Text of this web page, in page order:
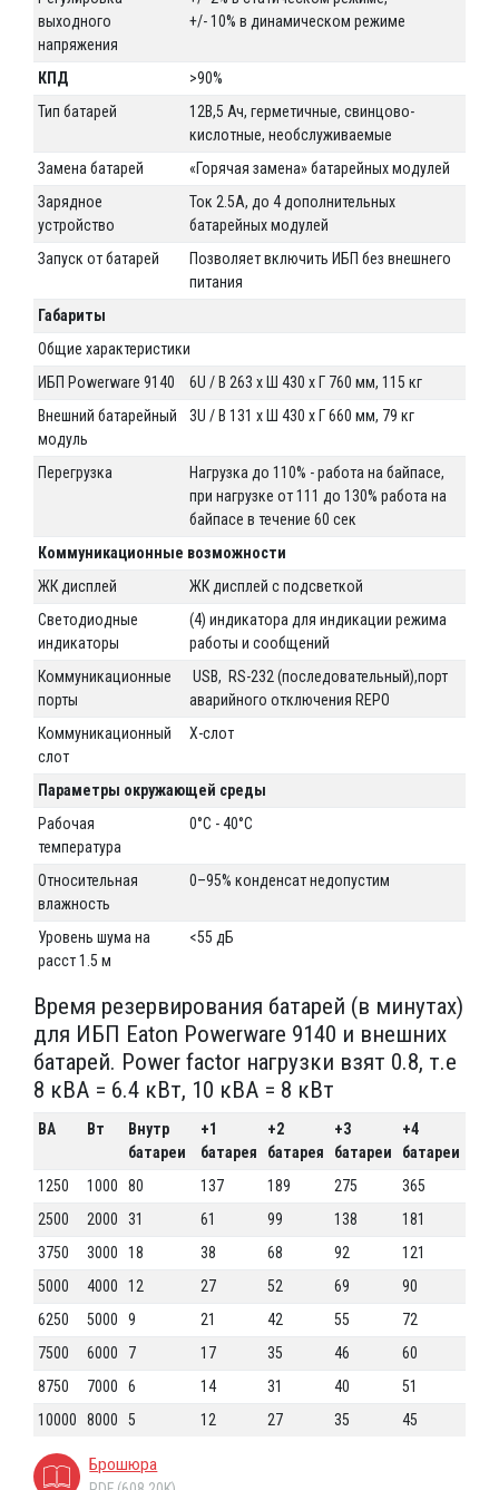
выходного
напряжения
+/- 10% в динамическом режиме
КПД
>90%
Тип батарей
12В,5 Ач, герметичные, свинцово-
кислотные, необслуживаемые
Замена батарей
«Горячая замена» батарейных модулей
Зарядное
устройство
Ток 2.5A, до 4 дополнительных
батарейных модулей
Запуск от батарей
Позволяет включить ИБП без внешнего
питания
Габариты
Общие характеристики
ИБП Powerware 9140
6U / В 263 x Ш 430 x Г 760 мм, 115 кг
Внешний батарейный
модуль
3U / В 131 x Ш 430 x Г 660 мм, 79 кг
Перегрузка
Нагрузка до 110% - работа на байпасе,
при нагрузке от 111 до 130% работа на
байпасе в течение 60 сек
Коммуникационные возможности
ЖК дисплей
ЖК дисплей с подсветкой
Светодиодные
индикаторы
(4) индикатора для индикации режима
работы и сообщений
Коммуникационные
порты
USB, RS-232 (последовательный),порт
аварийного отключения REPO
Коммуникационный
слот
X-слот
Параметры окружающей среды
Рабочая
температура
0°C - 40°C
Относительная
влажность
0–95% конденсат недопустим
Уровень шума на
расст 1.5 м
<55 дБ
Время резервирования батарей (в минутах)
для ИБП Eaton Powerware 9140 и внешних
батарей. Power factor нагрузки взят 0.8, т.е
8 кВА = 6.4 кВт, 10 кВА = 8 кВт
ВА Вт
Внутр
батареи
+1
батарея
+2
батарея
+3
батареи
+4
батареи
1250
1000 80 137 189 275
365
2500
2000 31 61 99 138
181
3750
3000 18 38 68 92
121
5000
4000 12 27 52 69
90
6250
5000 9 21 42 55
72
7500
6000 7 17 35 46
60
8750
7000 6 14 31 40
51
10000
8000 5 12 27 35 45
Брошюра